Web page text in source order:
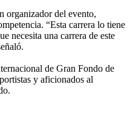
organizador del evento,
“Esta carrera lo tiene
necesita una carrera de este
de Gran Fondo de
y aficionados al